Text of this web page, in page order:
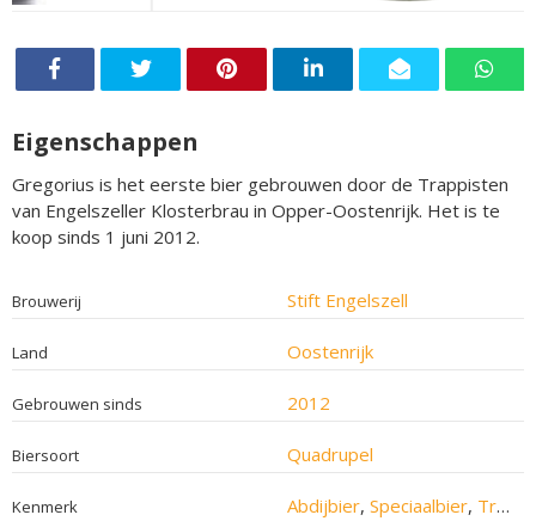
Eigenschappen
Gregorius is het eerste bier gebrouwen door de Trappisten
van Engelszeller Klosterbrau in Opper-Oostenrijk. Het is te
koop sinds 1 juni 2012.
Brouwerij Stift Engelszell
Land Oostenrijk
Gebrouwen sinds 2012
Biersoort Quadrupel
Kenmerk Abdijbier, Speciaalbier, Trappistenbier